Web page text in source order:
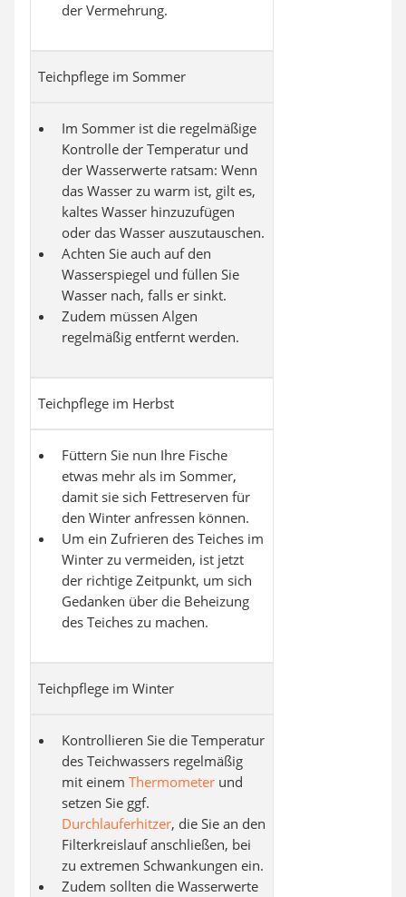
der Vermehrung.
Teichpflege im Sommer
Im Sommer ist die regelmäßige
Kontrolle der Temperatur und
der Wasserwerte ratsam: Wenn
das Wasser zu warm ist, gilt es,
kaltes Wasser hinzuzufügen
oder das Wasser auszutauschen.
Achten Sie auch auf den
Wasserspiegel und füllen Sie
Wasser nach, falls er sinkt.
Zudem müssen Algen
regelmäßig entfernt werden.
Teichpflege im Herbst
Füttern Sie nun Ihre Fische
etwas mehr als im Sommer,
damit sie sich Fettreserven für
den Winter anfressen können.
Um ein Zufrieren des Teiches im
Winter zu vermeiden, ist jetzt
der richtige Zeitpunkt, um sich
Gedanken über die Beheizung
des Teiches zu machen.
Teichpflege im Winter
Kontrollieren Sie die Temperatur
des Teichwassers regelmäßig
mit einem Thermometer und
setzen Sie ggf.
Durchlauferhitzer, die Sie an den
Filterkreislauf anschließen, bei
zu extremen Schwankungen ein.
Zudem sollten die Wasserwerte